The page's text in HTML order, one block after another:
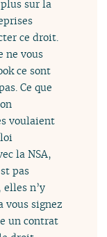
sur la
ce droit.
ne vous
ce sont
Ce que
voulaient
la NSA,
pas
n’y
vous signez
un contrat